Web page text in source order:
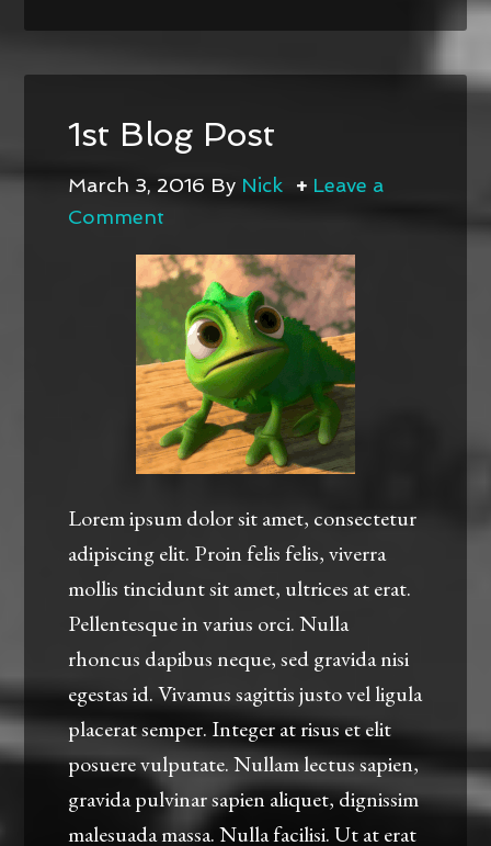
1st Blog Post
March 3, 2016 By Nick
Leave a
Comment
Lorem ipsum dolor sit amet, consectetur
adipiscing elit. Proin felis felis, viverra
mollis tincidunt sit amet, ultrices at erat.
Pellentesque in varius orci. Nulla
rhoncus dapibus neque, sed gravida nisi
egestas id. Vivamus sagittis justo vel ligula
placerat semper. Integer at risus et elit
posuere vulputate. Nullam lectus sapien,
gravida pulvinar sapien aliquet, dignissim
malesuada massa. Nulla facilisi. Ut at erat